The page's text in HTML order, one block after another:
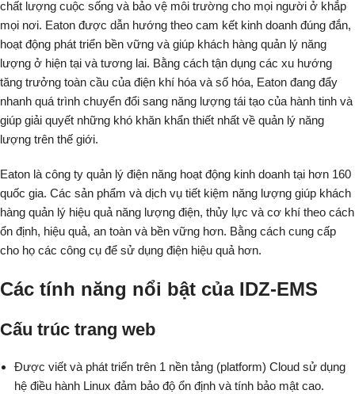
chất lượng cuộc sống và bảo vệ môi trường cho mọi người ở khắp
mọi nơi. Eaton được dẫn hướng theo cam kết kinh doanh đúng đắn,
hoạt động phát triển bền vững và giúp khách hàng quản lý năng
lượng ở hiện tại và tương lai. Bằng cách tận dụng các xu hướng
tăng trưởng toàn cầu của điện khí hóa và số hóa, Eaton đang đẩy
nhanh quá trình chuyển đổi sang năng lượng tái tạo của hành tinh và
giúp giải quyết những khó khăn khẩn thiết nhất về quản lý năng
lượng trên thế giới.
Eaton là công ty quản lý điện năng hoạt động kinh doanh tại hơn 160
quốc gia. Các sản phẩm và dịch vụ tiết kiệm năng lượng giúp khách
hàng quản lý hiệu quả năng lượng điện, thủy lực và cơ khí theo cách
ổn định, hiệu quả, an toàn và bền vững hơn. Bằng cách cung cấp
cho họ các công cụ để sử dụng điện hiệu quả hơn.
Các tính năng nổi bật của IDZ-EMS
Cấu trúc trang web
Được viết và phát triển trên 1 nền tảng (platform) Cloud sử dụng
hệ điều hành Linux đảm bảo độ ổn định và tính bảo mật cao.